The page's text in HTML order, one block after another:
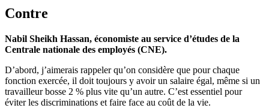
Contre
Nabil Sheikh Hassan, économiste au service d’études de la
Centrale nationale des employés (CNE).
D’abord, j’aimerais rappeler qu’on considère que pour chaque
fonction exercée, il doit toujours y avoir un salaire égal, même si un
travailleur bosse 2 % plus vite qu’un autre. C’est essentiel pour
éviter les discriminations et faire face au coût de la vie.